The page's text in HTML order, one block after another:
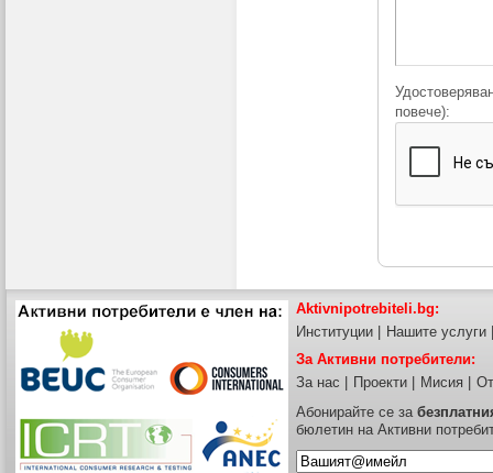
повече):
Aktivnipotrebiteli.bg:
Институции
Нашите услуги
За Активни потребители:
За нас
Проекти Мисия
Абонирайте се за
бюлетин на Активни